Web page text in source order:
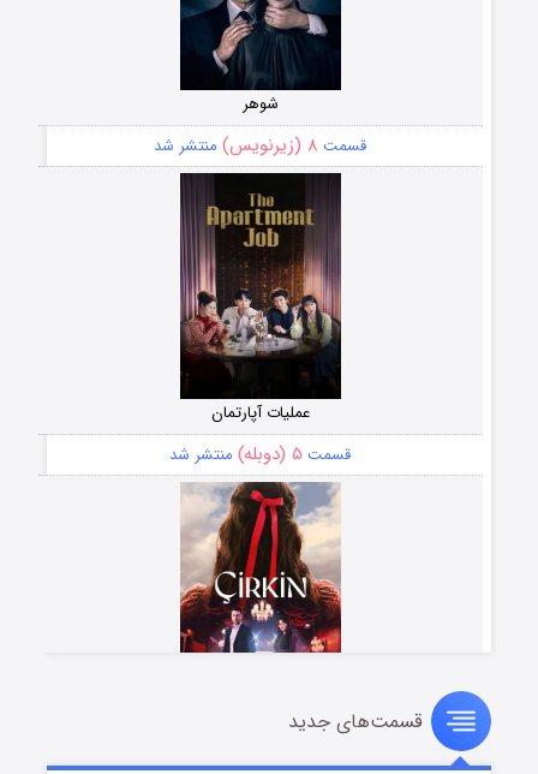
شوهر
قسمت ۸ (زیرنویس) منتشر شد
عملیات آپارتمان
قسمت ۵ (دوبله) منتشر شد
سریال زشت
قسمت۲ (زیرنویس) منتشر شد
قسمت‌های جدید